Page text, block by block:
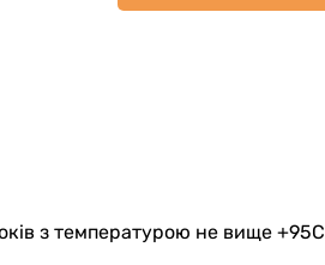
з температурою не вище +95С